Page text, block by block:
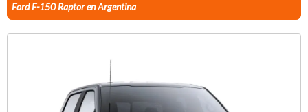
Ford F-150 Raptor en Argentina